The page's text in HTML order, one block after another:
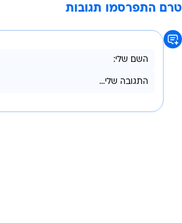
טרם התפרסמו תגובות